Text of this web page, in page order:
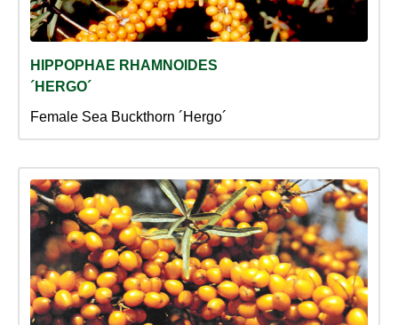
HIPPOPHAE RHAMNOIDES
´HERGO´
Female Sea Buckthorn ´Hergo´